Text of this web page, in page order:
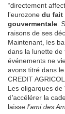
“directement
l’eurozone du fait
gouvermentale.
raisons de ses
Maintenant, les
dans la lunette de
événements ne
avons titré dans
CREDIT
Les oligarques
d’accélérer la
laisse l’ami des